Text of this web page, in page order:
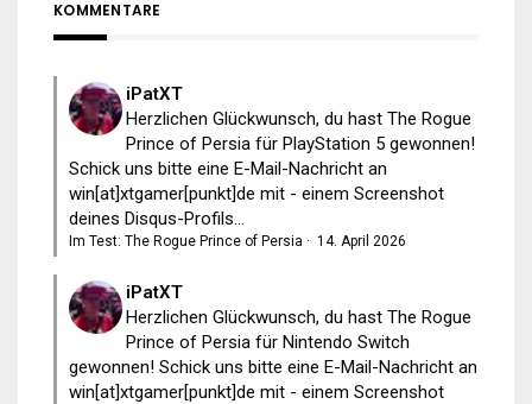
KOMMENTARE
iPatXT
Herzlichen Glückwunsch, du hast The Rogue
Prince of Persia für PlayStation 5 gewonnen!
Schick uns bitte eine E-Mail-Nachricht an
win[at]xtgamer[punkt]de mit - einem Screenshot
deines Disqus-Profils...
Im Test: The Rogue Prince of Persia · 14. April 2026
iPatXT
Herzlichen Glückwunsch, du hast The Rogue
Prince of Persia für Nintendo Switch
gewonnen! Schick uns bitte eine E-Mail-Nachricht an
win[at]xtgamer[punkt]de mit - einem Screenshot